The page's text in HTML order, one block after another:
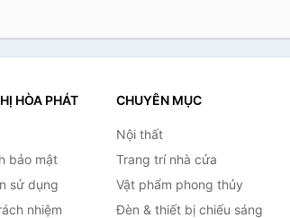
HÒA PHÁT
bảo mật
sử dụng
nhiệm
CHUYÊN MỤC
Nội thất
Trang trí nhà cửa
Vật phẩm phong thủy
Đèn & thiết bị chiếu sáng